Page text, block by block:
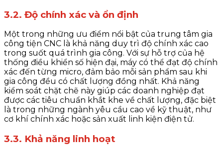
3.2. Độ chính xác và ổn định
Một trong những ưu điểm nổi bật của trung tâm gia
công tiện CNC là khả năng duy trì độ chính xác cao
trong suốt quá trình gia công. Với sự hỗ trợ của hệ
thống điều khiển số hiện đại, máy có thể đạt độ chính
xác đến từng micro, đảm bảo mỗi sản phẩm sau khi
gia công đều có chất lượng đồng nhất. Khả năng
kiểm soát chặt chẽ này giúp các doanh nghiệp đạt
được các tiêu chuẩn khắt khe về chất lượng, đặc biệt
là trong những ngành yêu cầu cao về kỹ thuật, như
cơ khí chính xác hoặc sản xuất linh kiện điện tử.
3.3. Khả năng linh hoạt